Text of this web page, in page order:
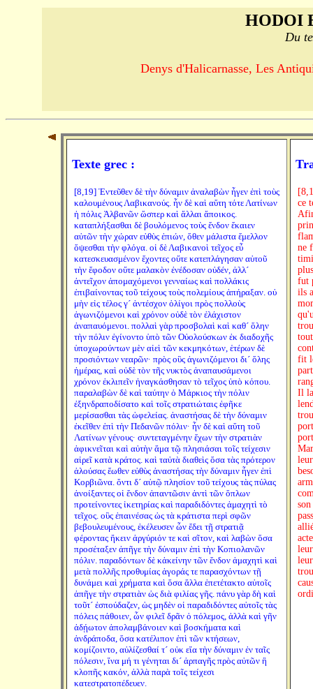
HODOI
Du
Denys d'Halicarnasse, Les
Texte grec :
[8,19] Ἐντεῦθεν δὲ τὴν δύναμιν ἀναλαβὼν ἦγεν ἐπὶ τοὺς
καλουμένους Λαβικανούς. ἦν δὲ καὶ αὕτη τότε Λατίνων
ἡ πόλις Ἀλβανῶν ὥσπερ καὶ ἄλλαι ἄποικος.
καταπλήξασθαι δὲ βουλόμενος τοὺς ἔνδον ἔκαιεν
αὐτῶν τὴν χώραν εὐθὺς ἐπιών, ὅθεν μάλιστα ἔμελλον
ὄψεσθαι τὴν φλόγα. οἱ δὲ Λαβικανοὶ τεῖχος εὖ
κατεσκευασμένον ἔχοντες οὔτε κατεπλάγησαν αὐτοῦ
τὴν ἔφοδον οὔτε μαλακὸν ἐνέδοσαν οὐδέν, ἀλλ´
ἀντεῖχον ἀπομαχόμενοι γενναίως καὶ πολλάκις
ἐπιβαίνοντας τοῦ τείχους τοὺς πολεμίους ἀπήραξαν. οὐ
μὴν εἰς τέλος γ´ ἀντέσχον ὀλίγοι πρὸς πολλοὺς
ἀγωνιζόμενοι καὶ χρόνον οὐδὲ τὸν ἐλάχιστον
ἀναπαυόμενοι. πολλαὶ γὰρ προσβολαὶ καὶ καθ´ ὅλην
τὴν πόλιν ἐγίνοντο ὑπὸ τῶν Οὐολούσκων ἐκ διαδοχῆς
ὑποχωρούντων μὲν αἰεὶ τῶν κεκμηκότων, ἑτέρων δὲ
προσιόντων νεαρῶν· πρὸς οὓς ἀγωνιζόμενοι δι´ ὅλης
ἡμέρας, καὶ οὐδὲ τὸν τῆς νυκτὸς ἀναπαυσάμενοι
χρόνον ἐκλιπεῖν ἠναγκάσθησαν τὸ τεῖχος ὑπὸ κόπου.
παραλαβὼν δὲ καὶ ταύτην ὁ Μάρκιος τὴν πόλιν
ἐξηνδραποδίσατο καὶ τοῖς στρατιώταις ἐφῆκε
μερίσασθαι τὰς ὠφελείας. ἀναστήσας δὲ τὴν δύναμιν
ἐκεῖθεν ἐπὶ τὴν Πεδανῶν πόλιν· ἦν δὲ καὶ αὕτη τοῦ
Λατίνων γένους· συντεταγμένην ἔχων τὴν στρατιὰν
ἀφικνεῖται καὶ αὐτὴν ἅμα τῷ πλησιάσαι τοῖς τείχεσιν
αἱρεῖ κατὰ κράτος. καὶ ταὐτὰ διαθεὶς ὅσα τὰς πρότερον
ἁλούσας ἕωθεν εὐθὺς ἀναστήσας τὴν δύναμιν ἦγεν ἐπὶ
Κορβιῶνα. ὄντι δ´ αὐτῷ πλησίον τοῦ τείχους τὰς πύλας
ἀνοίξαντες οἱ ἔνδον ἀπαντῶσιν ἀντὶ τῶν ὅπλων
προτείνοντες ἱκετηρίας καὶ παραδιδόντες ἀμαχητὶ τὸ
τεῖχος. οὓς ἐπαινέσας ὡς τὰ κράτιστα περὶ σφῶν
βεβουλευμένους, ἐκέλευσεν ὧν ἔδει τῇ στρατιᾷ
φέροντας ἥκειν ἀργύριόν τε καὶ σῖτον, καὶ λαβὼν ὅσα
προσέταξεν ἀπῆγε τὴν δύναμιν ἐπὶ τὴν Κοπιολανῶν
πόλιν. παραδόντων δὲ κἀκείνην τῶν ἔνδον ἀμαχητὶ καὶ
μετὰ πολλῆς προθυμίας ἀγοράς τε παρασχόντων τῇ
δυνάμει καὶ χρήματα καὶ ὅσα ἄλλα ἐπετέτακτο αὐτοῖς
ἀπῆγε τὴν στρατιὰν ὡς διὰ φιλίας γῆς. πάνυ γὰρ δὴ καὶ
τοῦτ´ ἐσπούδαζεν, ὡς μηδὲν οἱ παραδιδόντες αὐτοῖς τὰς
πόλεις πάθοιεν, ὧν φιλεῖ δρᾶν ὁ πόλεμος, ἀλλὰ καὶ γῆν
ἀδῄωτον ἀπολαμβάνοιεν καὶ βοσκήματα καὶ
ἀνδράποδα, ὅσα κατέλιπον ἐπὶ τῶν κτήσεων,
κομίζοιντο, αὐλίζεσθαί τ´ οὐκ εἴα τὴν δύναμιν ἐν ταῖς
πόλεσιν, ἵνα μή τι γένηται δι´ ἁρπαγῆς πρὸς αὐτῶν ἢ
κλοπῆς κακόν, ἀλλὰ παρὰ τοῖς τείχεσι
κατεστρατοπέδευεν.
ce
ne
fut
ils
fit
Il